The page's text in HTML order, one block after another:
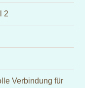
2
Verbindung für